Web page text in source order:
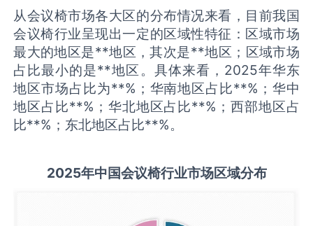
从会议椅市场各大区的分布情况来看，目前我国
会议椅行业呈现出一定的区域性特征：区域市场
最大的地区是**地区，其次是**地区；区域市场
占比最小的是**地区。具体来看，2025年华东
地区市场占比为**%；华南地区占比**%；华中
地区占比**%；华北地区占比**%；西部地区占
比**%；东北地区占比**%。
2025年中国会议椅行业市场区域分布